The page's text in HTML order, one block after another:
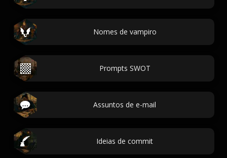
Nomes de vampiro
Prompts SWOT
Assuntos de e-mail
Ideias de commit